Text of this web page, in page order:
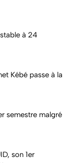
à 24
Kébé passe à la
semestre malgré
son 1er